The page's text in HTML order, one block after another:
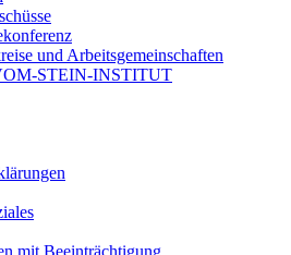
und Arbeitsgemeinschaften
STEIN-INSTITUT
mit Beeinträchtigung